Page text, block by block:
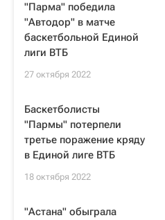
"Парма" победила
"Автодор" в матче
баскетбольной Единой
лиги ВТБ
27 октября 2022
Баскетболисты
"Пармы" потерпели
третье поражение кряду
в Единой лиге ВТБ
18 октября 2022
"Астана" обыграла